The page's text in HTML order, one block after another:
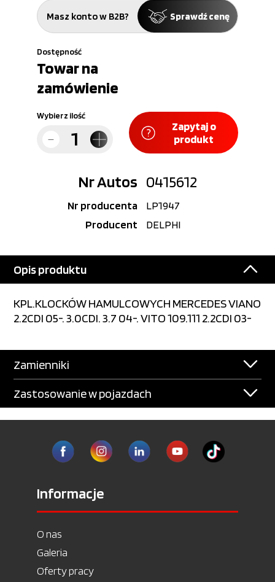
Masz konto w B2B? Sprawdź cenę
Dostępność
Towar na
zamówienie
Wybierz ilość
Zapytaj o
produkt
Nr Autos 0415612
Nr producenta
LP1947
Producent
DELPHI
Opis produktu
KPL.KLOCKÓW HAMULCOWYCH MERCEDES VIANO
2.2CDI 05-. 3.0CDI. 3.7 04-. VITO 109.111 2.2CDI 03-
Zamienniki
Zastosowanie w pojazdach
Informacje
O nas
Galeria
Oferty pracy